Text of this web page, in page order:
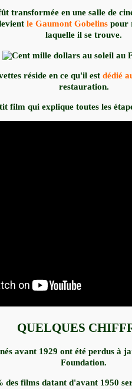
transformée en une salle de
le Gaumont Gobelinspour
laquelle il se trouve.
réside en ce qu'il est dédié
restauration.
film qui explique toutes les
QUELQUES
avant 1929 ont été perdus à
Foundation.
des films datant d'avant 1950